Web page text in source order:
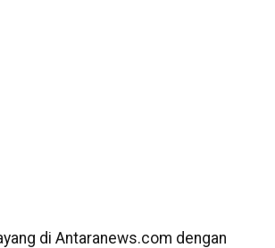
di Antaranews.com dengan